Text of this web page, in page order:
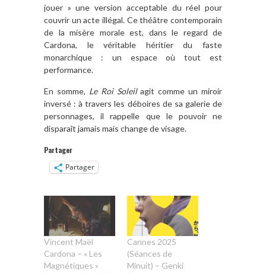
jouer » une version acceptable du réel pour
couvrir un acte illégal. Ce théâtre contemporain
de la misère morale est, dans le regard de
Cardona, le véritable héritier du faste
monarchique : un espace où tout est
performance.
En somme, Le Roi Soleilagit comme un miroir
inversé : à travers les déboires de sa galerie de
personnages, il rappelle que le pouvoir ne
disparaît jamais mais change de visage.
Partager
Partager
Vincent Maël
Cardona – « Les
Magnétiques »
Cannes 2025
(Séances de
Minuit) – Genki